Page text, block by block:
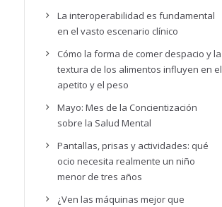
La interoperabilidad es fundamental
en el vasto escenario clínico
Cómo la forma de comer despacio y la
textura de los alimentos influyen en el
apetito y el peso
Mayo: Mes de la Concientización
sobre la Salud Mental
Pantallas, prisas y actividades: qué
ocio necesita realmente un niño
menor de tres años
¿Ven las máquinas mejor que